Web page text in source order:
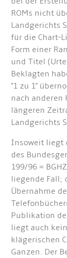
ROMs nicht
Landgerichts
für die Chart-
Form einer
und Titel
Beklagten
"1 zu 1"
nach anderen
längeren
Landgerichts
Insoweit liegt
des
199/96 =
liegende Fall;
Übernahme
Publikation
liegt auch
klägerischen
Ganzen. Der